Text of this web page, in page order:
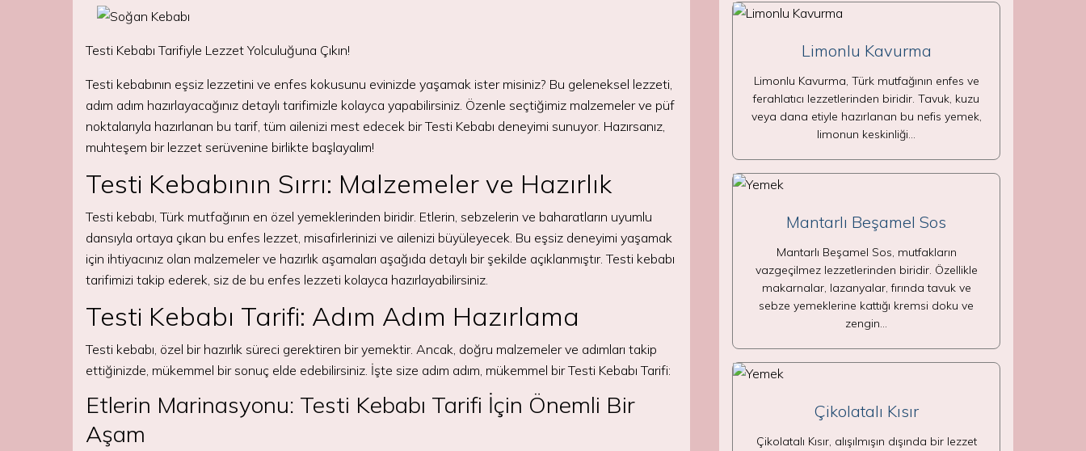
Testi Kebabı Tarifiyle Lezzet Yolculuğuna Çıkın!
Testi kebabının eşsiz lezzetini ve enfes kokusunu evinizde yaşamak ister misiniz? Bu geleneksel lezzeti,
adım adım hazırlayacağınız detaylı tarifimizle kolayca yapabilirsiniz. Özenle seçtiğimiz malzemeler ve püf
noktalarıyla hazırlanan bu tarif, tüm ailenizi mest edecek bir Testi Kebabı deneyimi sunuyor. Hazırsanız,
muhteşem bir lezzet serüvenine birlikte başlayalım!
Testi Kebabının Sırrı: Malzemeler ve Hazırlık
Testi kebabı, Türk mutfağının en özel yemeklerinden biridir. Etlerin, sebzelerin ve baharatların uyumlu
dansıyla ortaya çıkan bu enfes lezzet, misafirlerinizi ve ailenizi büyüleyecek. Bu eşsiz deneyimi yaşamak
için ihtiyacınız olan malzemeler ve hazırlık aşamaları aşağıda detaylı bir şekilde açıklanmıştır. Testi kebabı
tarifimizi takip ederek, siz de bu enfes lezzeti kolayca hazırlayabilirsiniz.
Testi Kebabı Tarifi: Adım Adım Hazırlama
Testi kebabı, özel bir hazırlık süreci gerektiren bir yemektir. Ancak, doğru malzemeler ve adımları takip
ettiğinizde, mükemmel bir sonuç elde edebilirsiniz. İşte size adım adım, mükemmel bir Testi Kebabı Tarifi:
Etlerin Marinasyonu: Testi Kebabı Tarifi İçin Önemli Bir
Aşam
Limonlu Kavurma
Limonlu Kavurma, Türk mutfağının enfes ve
ferahlatıcı lezzetlerinden biridir. Tavuk, kuzu
veya dana etiyle hazırlanan bu nefis yemek,
limonun keskinliği…
Mantarlı Beşamel Sos
Mantarlı Beşamel Sos, mutfakların
vazgeçilmez lezzetlerinden biridir. Özellikle
makarnalar, lazanyalar, fırında tavuk ve
sebze yemeklerine kattığı kremsi doku ve
zengin…
Çikolatalı Kısır
Çikolatalı Kısır, alışılmışın dışında bir lezzet